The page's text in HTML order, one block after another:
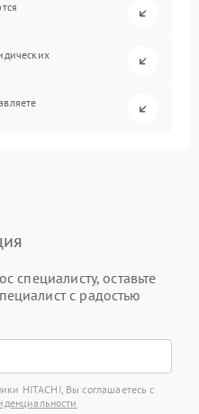
специалисту, оставьте
с радостью
HITACHI, Вы соглашаетесь с